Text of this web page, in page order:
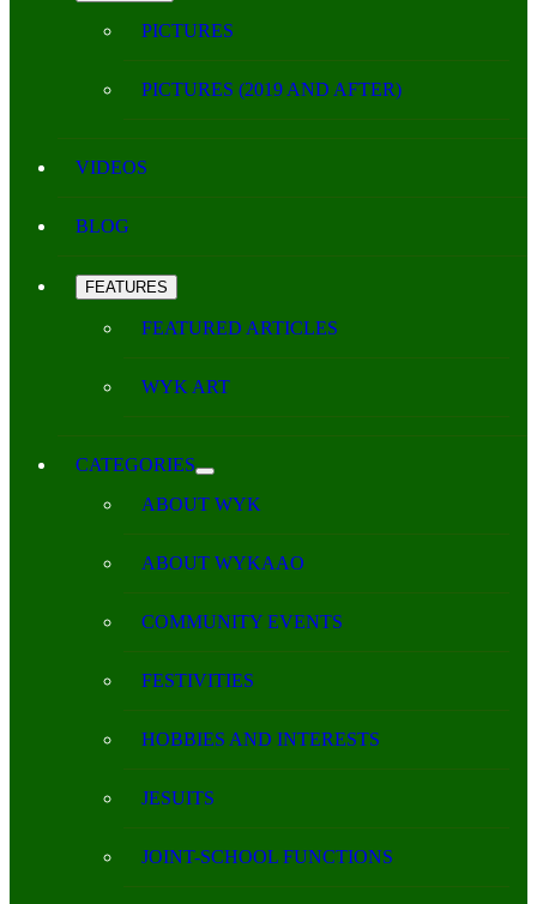
PICTURES
PICTURES (2019 AND AFTER)
VIDEOS
BLOG
FEATURES
FEATURED ARTICLES
WYK ART
CATEGORIES
ABOUT WYK
ABOUT WYKAAO
COMMUNITY EVENTS
FESTIVITIES
HOBBIES AND INTERESTS
JESUITS
JOINT-SCHOOL FUNCTIONS